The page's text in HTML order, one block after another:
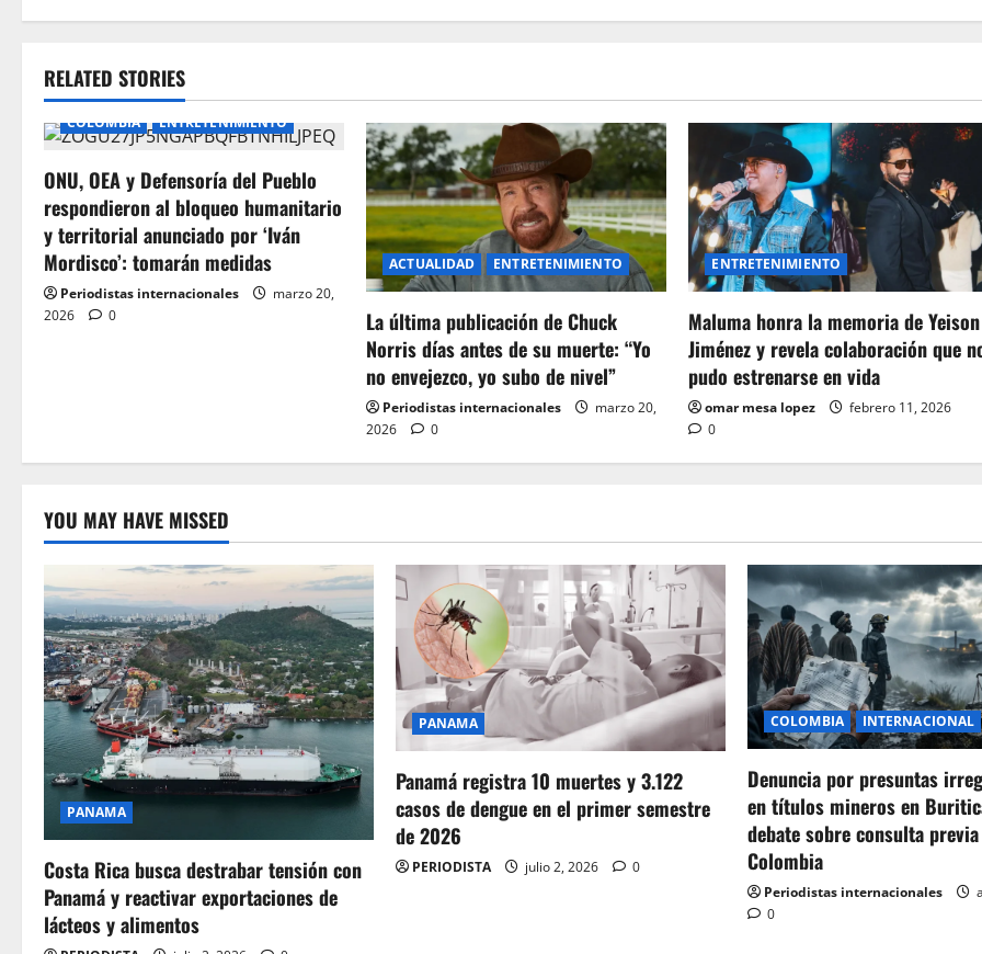
RELATED STORIES
COLOMBIA ENTRETENIMIENTO
ONU, OEA y Defensoría del Pueblo
respondieron al bloqueo humanitario
y territorial anunciado por ‘Iván
Mordisco’: tomarán medidas
Periodistas internacionales
marzo 20,
2026
0
ACTUALIDAD ENTRETENIMIENTO
La última publicación de Chuck
Norris días antes de su muerte: “Yo
no envejezco, yo subo de nivel”
Periodistas internacionales
marzo 20,
2026
0
ENTRETENIMIENTO
Maluma honra la memoria de Yeison
Jiménez y revela colaboración que
pudo estrenarse en vida
omar mesa lopez
febrero 11, 2026
0
YOU MAY HAVE MISSED
PANAMA
Costa Rica busca destrabar tensión con
Panamá y reactivar exportaciones de
lácteos y alimentos
PANAMA
Panamá registra 10 muertes y 3.122
casos de dengue en el primer semestre
de 2026
PERIODISTA julio 2, 2026 0
COLOMBIA INTERNACIONAL
Denuncia por presuntas
en títulos mineros en
debate sobre consulta
Colombia
Periodistas internacionales
0